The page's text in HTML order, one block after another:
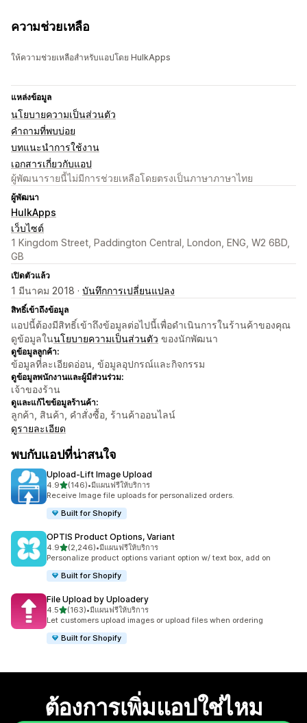
ความช่วยเหลือ
ให้ความช่วยเหลือสำหรับแอปโดย HulkApps
แหล่งข้อมูล
นโยบายความเป็นส่วนตัว
คำถามที่พบบ่อย
บทแนะนำการใช้งาน
เอกสารเกี่ยวกับแอป
ผู้พัฒนารายนี้ไม่มีการช่วยเหลือโดยตรงเป็นภาษาภาษาไทย
ผู้พัฒนา
HulkApps
เว็บไซต์
1 Kingdom Street, Paddington Central, London, ENG, W2 6BD,
GB
เปิดตัวแล้ว
1 มีนาคม 2018 · บันทึกการเปลี่ยนแปลง
สิทธิ์เข้าถึงข้อมูล
แอปนี้ต้องมีสิทธิ์เข้าถึงข้อมูลต่อไปนี้เพื่อดำเนินการในร้านค้าของคุณ
ดูข้อมูลในนโยบายความเป็นส่วนตัว ของนักพัฒนา
ดูข้อมูลลูกค้า:
ข้อมูลที่ละเอียดอ่อน, ข้อมูลอุปกรณ์และกิจกรรม
ดูข้อมูลพนักงานและผู้มีส่วนร่วม:
เจ้าของร้าน
ดูและแก้ไขข้อมูลร้านค้า:
ลูกค้า, สินค้า, คำสั่งซื้อ, ร้านค้าออนไลน์
ดูรายละเอียด
พบกับแอปที่น่าสนใจ
Upload‑Lift Image Upload
4.9เต็ม 5 ดาว
(146)
ทั้งหมด 146 รีวิว
•มีแผนฟรีให้บริการ
Receive Image file uploads for personalized orders.
Built for Shopify
OPTIS Product Options, Variant
4.9เต็ม 5 ดาว
(2,246)
ทั้งหมด 2246 รีวิว
•มีแผนฟรีให้บริการ
Personalize product options variant option w/ text box, add on
Built for Shopify
File Upload by Uploadery
4.5เต็ม 5 ดาว
(163)
ทั้งหมด 163 รีวิว
•มีแผนฟรีให้บริการ
Let customers upload images or upload files when ordering
Built for Shopify
ต้องการเพิ่มแอปใช่ไหม